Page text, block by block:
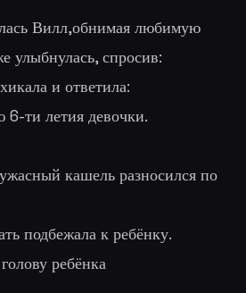
Вилл,обнимая любимую
улыбнулась, спросив:
и ответила:
ти летия девочки.
кашель разносился по
подбежала к ребёнку.
ребёнка